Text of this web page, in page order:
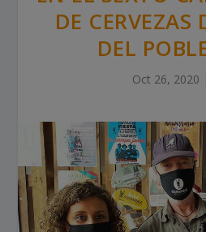
DE CERVEZAS
DEL
Oct 26, 2020